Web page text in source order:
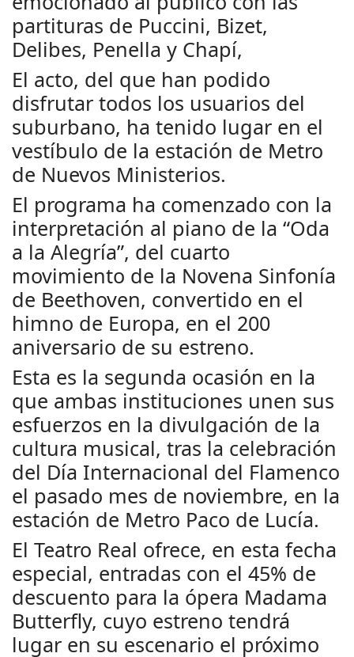
partituras de Puccini, Bizet,
Delibes, Penella y Chapí,
El acto, del que han podido
disfrutar todos los usuarios del
suburbano, ha tenido lugar en el
vestíbulo de la estación de Metro
de Nuevos Ministerios.
El programa ha comenzado con la
interpretación al piano de la “Oda
a la Alegría”, del cuarto
movimiento de la Novena Sinfonía
de Beethoven, convertido en el
himno de Europa, en el 200
aniversario de su estreno.
Esta es la segunda ocasión en la
que ambas instituciones unen sus
esfuerzos en la divulgación de la
cultura musical, tras la celebración
del Día Internacional del Flamenco
el pasado mes de noviembre, en la
estación de Metro Paco de Lucía.
El Teatro Real ofrece, en esta fecha
especial, entradas con el 45% de
descuento para la ópera Madama
Butterfly, cuyo estreno tendrá
lugar en su escenario el próximo